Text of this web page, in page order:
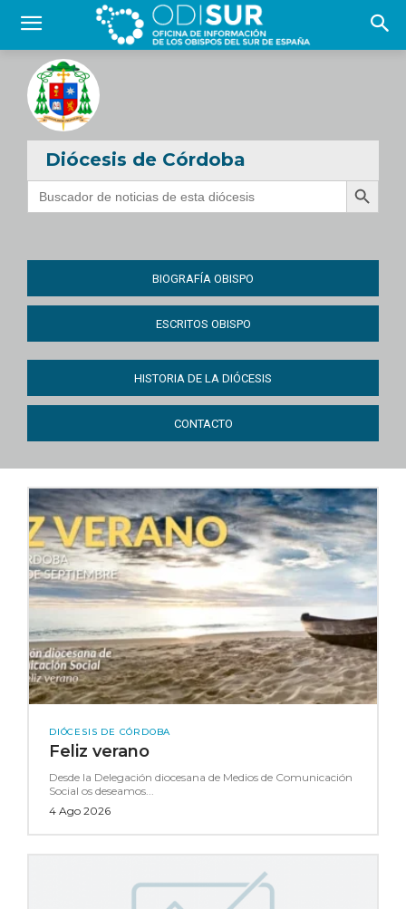
Diócesis de Córdoba
Buscar: Botón de búsqueda
BIOGRAFÍA OBISPO
ESCRITOS OBISPO
HISTORIA DE LA DIÓCESIS
CONTACTO
DIÓCESIS DE CÓRDOBA
Feliz verano
Desde la Delegación diocesana de Medios de Comunicación
Social os deseamos...
4 Ago 2026